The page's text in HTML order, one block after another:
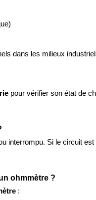
dans les milieux
pour vérifier son état de
interrompu. Si le circuit
ohmmètre ?
: